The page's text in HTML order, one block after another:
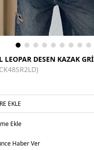
LEOPAR DESEN KAZAK GRİ
EKLE
Ekle
Haber Ver